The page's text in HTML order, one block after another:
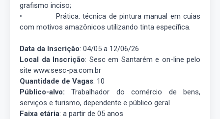
grafismo inciso;
• Prática: técnica de pintura manual em cuias
com motivos amazônicos utilizando tinta específica.
Data da Inscrição: 04/05 a 12/06/26
Local da Inscrição: Sesc em Santarém e on-line pelo
site www.sesc-pa.com.br
Quantidade de Vagas: 10
Público-alvo:Trabalhador do comércio de bens,
serviços e turismo, dependente e público geral
Faixa etária: a partir de 05 anos